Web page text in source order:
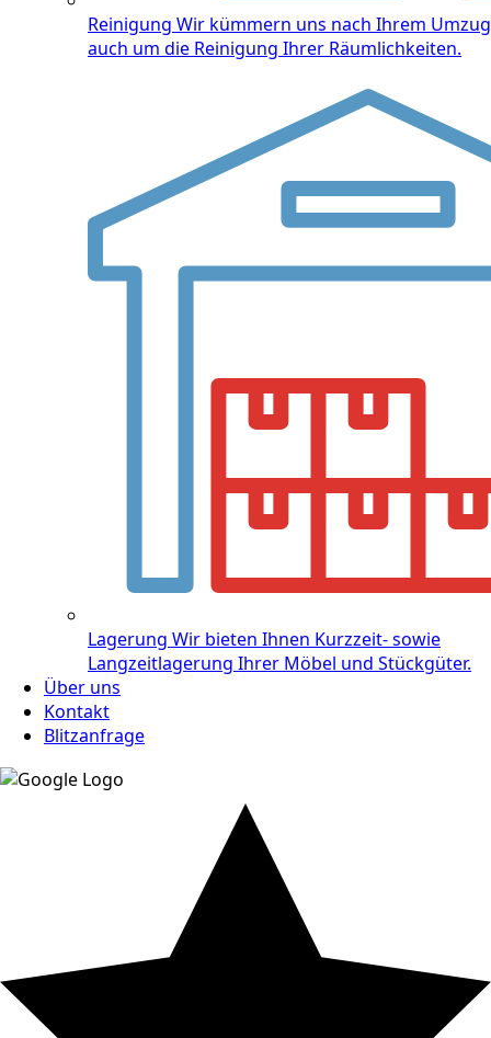
Reinigung Wir kümmern uns nach Ihrem Umzug
auch um die Reinigung Ihrer Räumlichkeiten.
Lagerung Wir bieten Ihnen Kurzzeit- sowie
Langzeitlagerung Ihrer Möbel und Stückgüter.
Über uns
Kontakt
Blitzanfrage